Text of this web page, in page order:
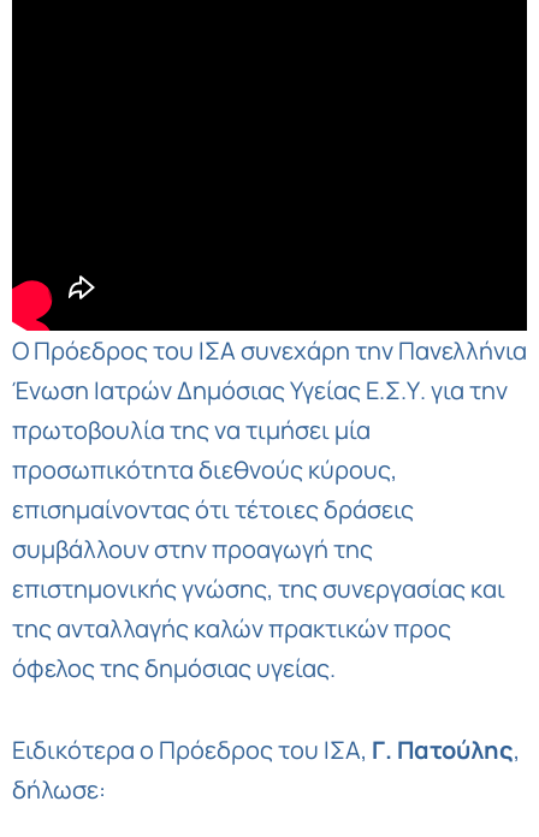
Ο Πρόεδρος του ΙΣΑ συνεχάρη την Πανελλήνια
Ένωση Ιατρών Δημόσιας Υγείας Ε.Σ.Υ. για την
πρωτοβουλία της να τιμήσει μία
προσωπικότητα διεθνούς κύρους,
επισημαίνοντας ότι τέτοιες δράσεις
συμβάλλουν στην προαγωγή της
επιστημονικής γνώσης, της συνεργασίας και
της ανταλλαγής καλών πρακτικών προς
όφελος της δημόσιας υγείας.
Ειδικότερα ο Πρόεδρος του ΙΣΑ, Γ. Πατούλης,
δήλωσε: